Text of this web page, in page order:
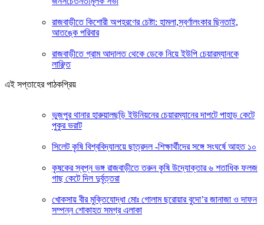
রাজবাড়ীতে কিশোরী অপহরণের চেষ্টা: হামলা,স্বর্ণালংকার ছিনতাই,
আতঙ্কে পরিবার
রাজবাড়ীতে গ্রাম আদালত থেকে ডেকে নিয়ে ইউপি চেয়ারম্যানকে
লাঞ্ছিত
এই সপ্তাহের পাঠকপ্রিয়
ভুজপুর থানার হারুয়ালছড়ি ইউনিয়নের চেয়ারম্যানের দাপটে পাহাড় কেটে
পুকুর ভরাট
সিলেট কৃষি বিশ্ববিদ্যালয়ে ছাত্রদল -শিক্ষার্থীদের সঙ্গে সংঘর্ষে আহত ১০
কৃষকের স্বপ্ন ভঙ্গ রাজবাড়ীতে তরুন কৃষি উদ্যোক্তার ৬ শতাধিক ফলজ
গাছ কেটে দিল দুর্বৃত্তরা
খোকসায় বীর মুক্তিযোদ্ধা মোঃ গোলাম ছরোয়ার বুদো’র জানাজা ও দাফন
সম্পন্ন শোকাহত সমগ্র এলাকা